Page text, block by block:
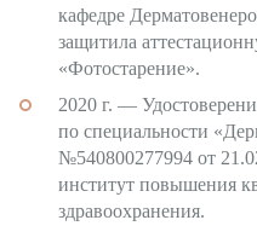
кафедре
защитила
«Фотостарение».
2020 г. —
по специальности
№540800277994 от
институт повышения
здравоохранения.